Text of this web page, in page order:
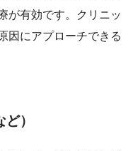
が有効です。クリニッ
因にアプローチできる
）